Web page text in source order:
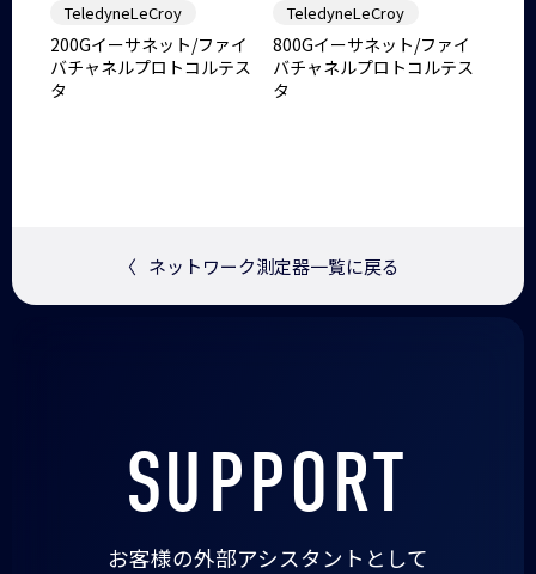
TeledyneLeCroy
200Gイーサネット/ファイ
バチャネルプロトコルテス
タ
TeledyneLeCroy
800Gイーサネット/ファイ
バチャネルプロトコルテス
タ
〈 ネットワーク測定器一覧に戻る
SUPPORT
お客様の外部アシスタントとして